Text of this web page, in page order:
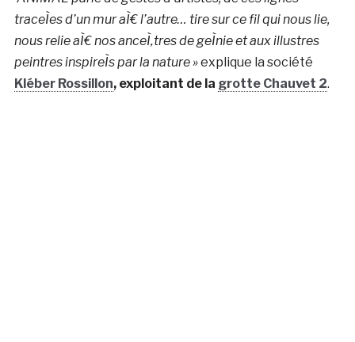
traceÌes d’un mur aÌ€ l’autre… tire sur ce fil qui nous lie,
nous relie aÌ€ nos anceÌ‚tres de geÌnie et aux illustres
peintres inspireÌs par la nature »explique la société
Kléber Rossillon, exploitant de la grotte Chauvet 2.